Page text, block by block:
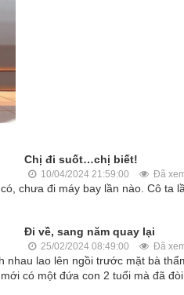
Chị đi suốt…chị biết!
10/04/2024 21:59:00 Đã
chưa đi máy bay lần nào. Cô ta
Đi về, sang năm quay lại
25/02/2024 08:49:00 Đã
nhau lao lên ngồi trước mặt bà
có một đứa con 2 tuổi mà đã đòi